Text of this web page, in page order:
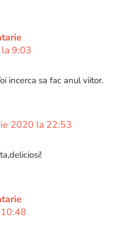
9:03
incerca sa fac anul viitor.
2020 la 22:53